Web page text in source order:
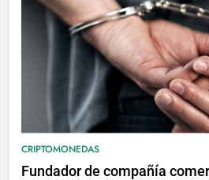
CRIPTOMONEDAS
Fundador de compañía